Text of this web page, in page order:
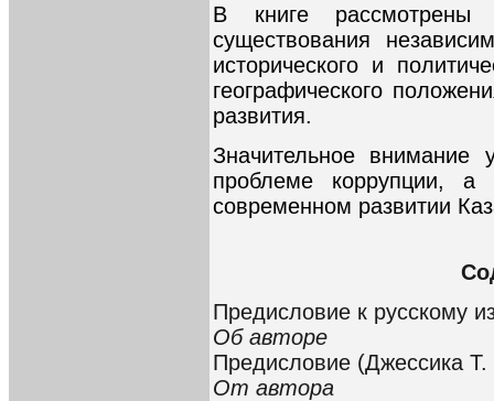
В книге
существования
исторического и
географического
развития.
Значительное внимание
проблеме коррупции,
современном развитии
Предисловие к русскому
Об авторе
Предисловие (Джессика
От автора